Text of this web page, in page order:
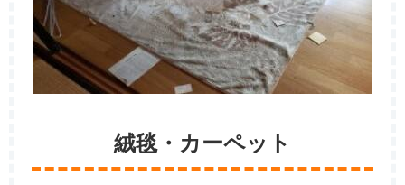
絨毯・カーペット